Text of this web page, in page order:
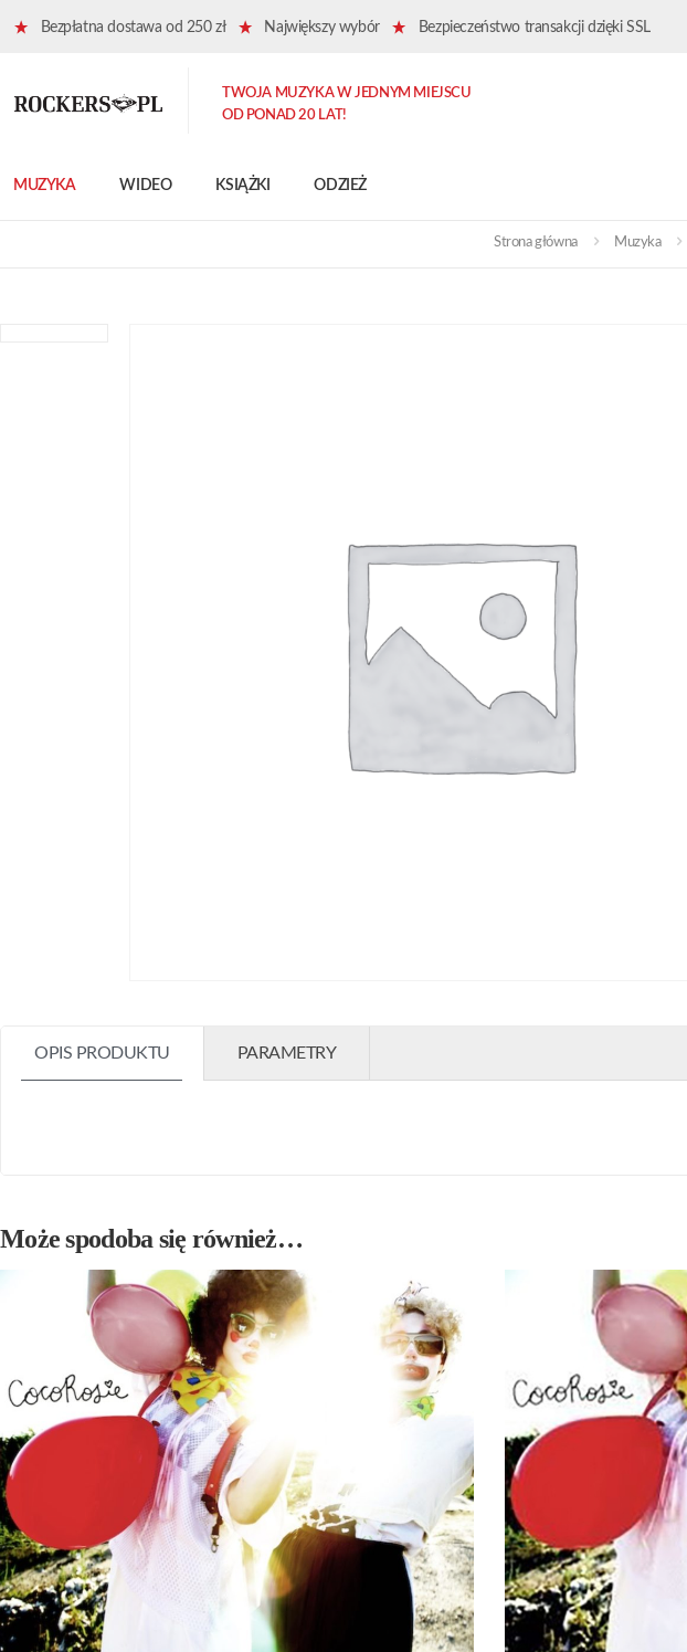
Bezpłatna dostawa od 250 zł Największy wybór Bezpieczeństwo transakcji dzięki SSL
MUZYKA WIDEO KSIĄŻKI ODZIEŻ
TWOJA MUZYKA W JEDNYM MIEJSCU
OD PONAD 20 LAT!
Strona główna Muzyka
OPIS PRODUKTU PARAMETRY
Może spodoba się również…